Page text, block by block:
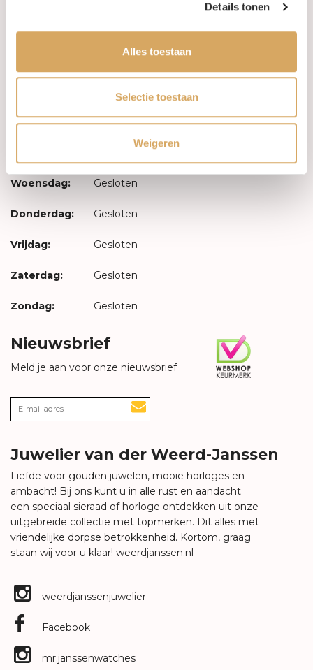
Details tonen
Alles toestaan
Selectie toestaan
Weigeren
Maandag: Gesloten
Woensdag: Gesloten
Donderdag: Gesloten
Vrijdag: Gesloten
Zaterdag: Gesloten
Zondag: Gesloten
Nieuwsbrief
Meld je aan voor onze nieuwsbrief
Juwelier van der Weerd-Janssen
Liefde voor gouden juwelen, mooie horloges en
ambacht! Bij ons kunt u in alle rust en aandacht
een speciaal sieraad of horloge ontdekken uit onze
uitgebreide collectie met topmerken. Dit alles met
vriendelijke dorpse betrokkenheid. Kortom, graag
staan wij voor u klaar! weerdjanssen.nl
weerdjanssenjuwelier
Facebook
mr.janssenwatches